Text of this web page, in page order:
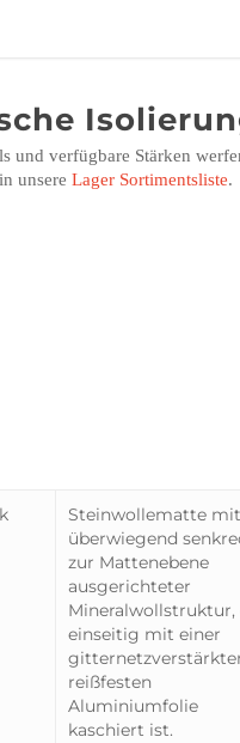
und verfügbare Stärken
unsere Lager Sortimentsliste.
Steinwollematte mit
überwiegend
zur Mattenebene
ausgerichteter
Mineralwollstruktur,
einseitig mit einer
reißfesten
Aluminiumfolie
kaschiert ist.